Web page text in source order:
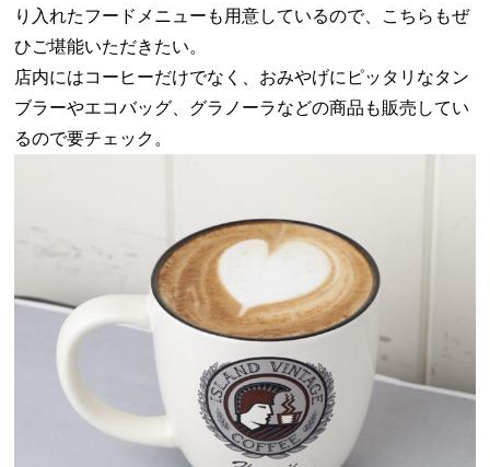
り入れたフードメニューも用意しているので、こちらもぜ
ひご堪能いただきたい。
店内にはコーヒーだけでなく、おみやげにピッタリなタン
ブラーやエコバッグ、グラノーラなどの商品も販売してい
るので要チェック。